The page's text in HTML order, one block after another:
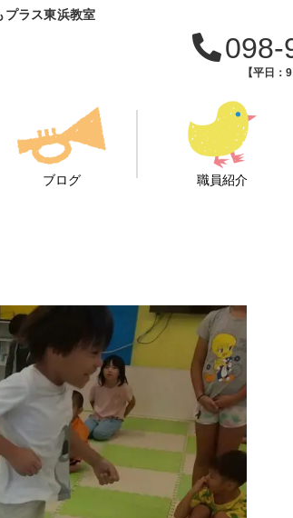
ラス東浜教室
098-
【平日：
ブログ 職員紹介